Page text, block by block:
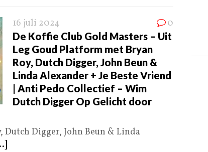
16 juli 2024 0
De Koffie Club Gold Masters – Uit
Leg Goud Platform met Bryan
Roy, Dutch Digger, John Beun &
Linda Alexander + Je Beste Vriend
| Anti Pedo Collectief – Wim
Dutch Digger Op Gelicht door
Digger, John Beun & Linda